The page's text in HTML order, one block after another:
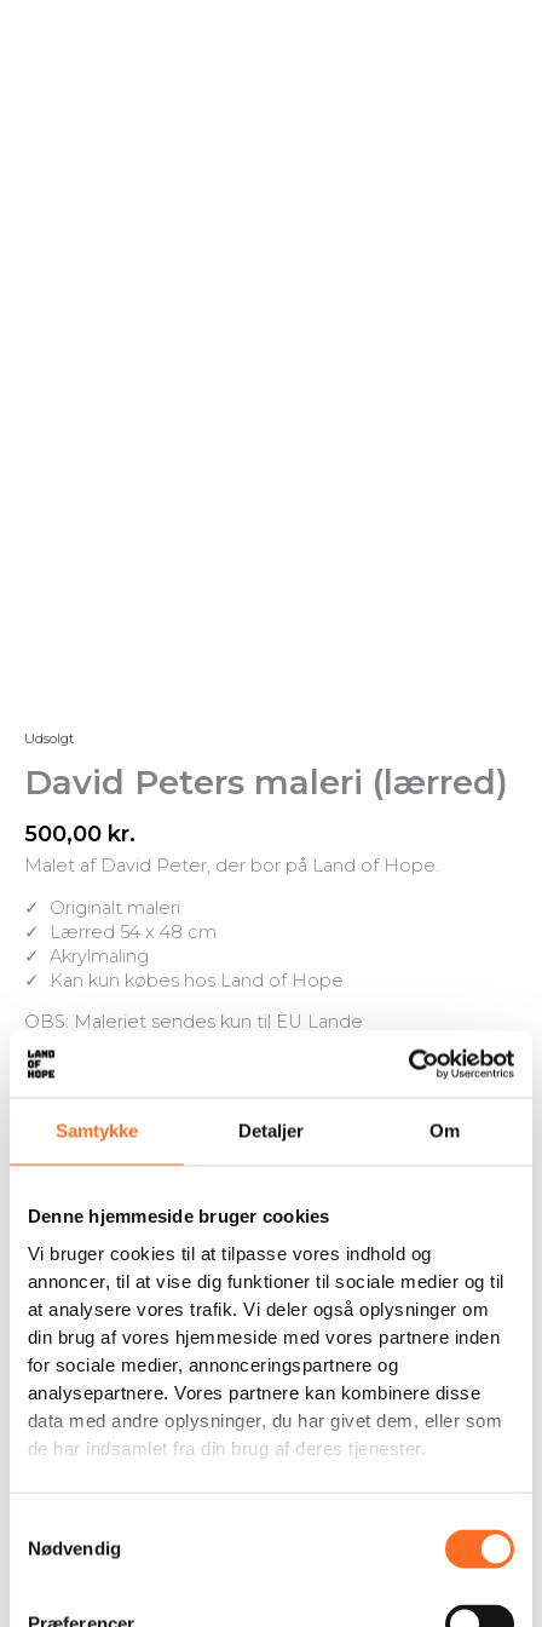
Samtykke Detaljer Om
Denne hjemmeside bruger cookies
Vi bruger cookies til at tilpasse vores indhold og
annoncer, til at vise dig funktioner til sociale medier og til
at analysere vores trafik. Vi deler også oplysninger om
din brug af vores hjemmeside med vores partnere inden
for sociale medier, annonceringspartnere og
analysepartnere. Vores partnere kan kombinere disse
data med andre oplysninger, du har givet dem, eller som
de har indsamlet fra din brug af deres tjenester.
Nødvendig
Udsolgt
David Peters maleri (lærred)
500,00 kr.
Malet af David Peter, der bor på Land of Hope.
✓ Originalt maleri
✓ Lærred 54 x 48 cm
✓ Akrylmaling
✓ Kan kun købes hos Land of Hope
OBS: Maleriet sendes kun til EU Lande
Ikke på lager
Support the children
Beskrivelse
Dette maleri er skabt af David Peter, som Land of
Hope reddede for 2 år siden.
Han var forældreløs og boede med sin tante og onkel,
da de anklagede ham for at være heks. Han gemte sig i
efterladt til at dø.
skole. Selvom han skulle igennem mange operationer,